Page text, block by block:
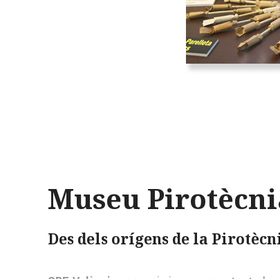
Museu
Des dels orígens de la